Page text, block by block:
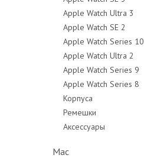
Apple Watch Ultra 3
Apple Watch SE 2
Apple Watch Series 10
Apple Watch Ultra 2
Apple Watch Series 9
Apple Watch Series 8
Корпуса
Ремешки
Аксессуары
Mac